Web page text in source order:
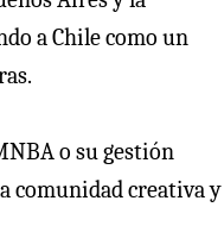
a Chile como un
o su gestión
comunidad creativa y